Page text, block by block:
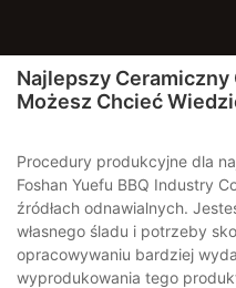
Najlepszy Ceramiczny
Możesz Chcieć
Procedury produkcyjne dla
Foshan Yuefu BBQ Industry
źródłach odnawialnych.
własnego śladu i potrzeby
opracowywaniu bardziej
wyprodukowania tego